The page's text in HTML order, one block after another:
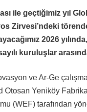
ile geçtiğimiz yıl
Zirvesi’ndeki
2026
kuruluşlar
ve Ar-Ge
Otosan Yeniköy
(WEF) tarafından